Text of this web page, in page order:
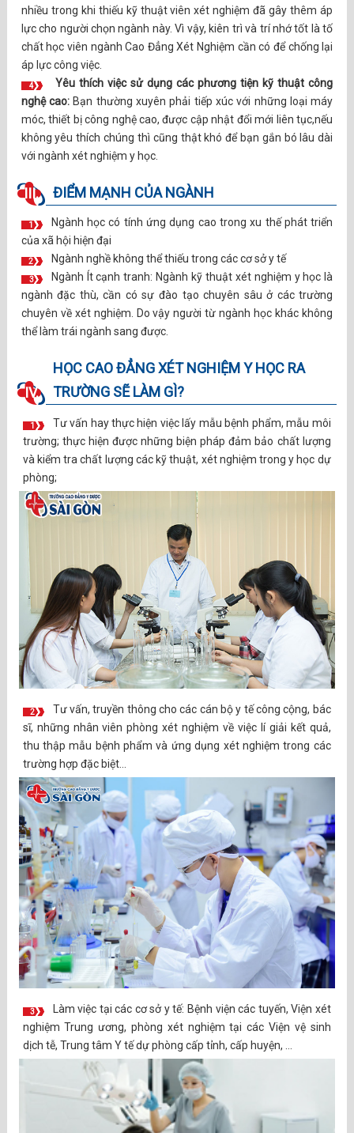
nhiều trong khi thiếu kỹ thuật viên xét nghiệm đã gây thêm áp
lực cho người chọn ngành này. Vì vậy, kiên trì và trí nhớ tốt là tố
chất học viên ngành Cao Đẳng Xét Nghiệm cần có để chống lại
áp lực công việc.
4
Yêu thích việc sử dụng các phương tiện kỹ thuật công
nghệ cao: Bạn thường xuyên phải tiếp xúc với những loại máy
móc, thiết bị công nghệ cao, được cập nhật đổi mới liên tục,nếu
không yêu thích chúng thì cũng thật khó để bạn gắn bó lâu dài
với ngành xét nghiệm y học.
III. ĐIỂM MẠNH CỦA NGÀNH
1
Ngành học có tính ứng dụng cao trong xu thế phát triển
của xã hội hiện đại
2 Ngành nghề không thể thiếu trong các cơ sở y tế
3
Ngành Ít cạnh tranh: Ngành kỹ thuật xét nghiệm y học là
ngành đặc thù, cần có sự đào tạo chuyên sâu ở các trường
chuyên về xét nghiệm. Do vậy người từ ngành học khác không
thể làm trái ngành sang được.
IV.
HỌC CAO ĐẲNG XÉT NGHIỆM Y HỌC RA
TRƯỜNG SẼ LÀM GÌ?
1
Tư vấn hay thực hiện việc lấy mẫu bệnh phẩm, mẫu môi
trường; thực hiện được những biện pháp đảm bảo chất lượng
và kiểm tra chất lượng các kỹ thuật, xét nghiệm trong y học dự
phòng;
2
Tư vấn, truyền thông cho các cán bộ y tế công cộng, bác
sĩ, những nhân viên phòng xét nghiệm về việc lí giải kết quả,
thu thập mẫu bệnh phẩm và ứng dụng xét nghiệm trong các
trường hợp đặc biệt…
3
Làm việc tại các cơ sở y tế: Bệnh viện các tuyến, Viện xét
nghiệm Trung ương, phòng xét nghiệm tại các Viện vệ sinh
dịch tễ, Trung tâm Y tế dự phòng cấp tỉnh, cấp huyện, …